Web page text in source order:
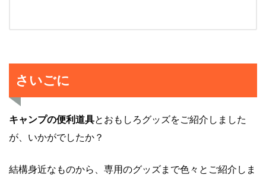
さいごに
キャンプの便利道具とおもしろグッズをご紹介しました
が、いかがでしたか？
結構身近なものから、専用のグッズまで色々とご紹介しま